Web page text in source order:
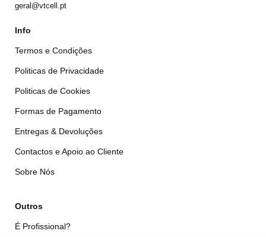
geral@vtcell.pt
Info
Termos e Condições
Politicas de Privacidade
Politicas de Cookies
Formas de Pagamento
Entregas & Devoluções
Contactos e Apoio ao Cliente
Sobre Nós
Outros
É Profissional?